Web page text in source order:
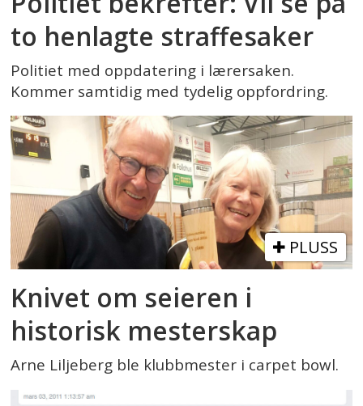
to henlagte straffesaker
Politiet med oppdatering i lærersaken.
Kommer samtidig med tydelig oppfordring.
PLUSS
Knivet om seieren i
historisk mesterskap
Arne Liljeberg ble klubbmester i carpet bowl.